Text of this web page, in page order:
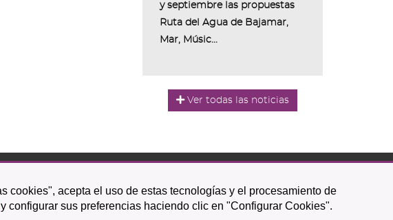
cookies", acepta el uso de estas tecnologías y el procesamiento de
y configurar sus preferencias haciendo clic en "Configurar Cookies".
y septiembre las propuestas
Ruta del Agua de Bajamar,
Mar, Músic...
Ver todas las noticias
Icono
circular
Icono Icono
circular
IconoIcono
circular
Icono